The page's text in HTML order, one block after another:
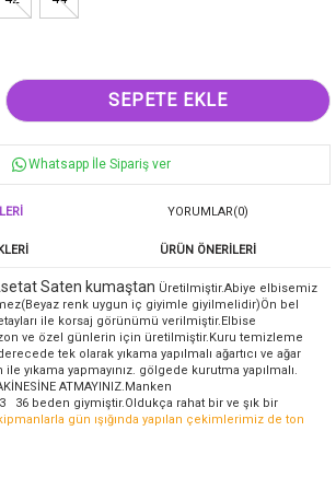
Whatsapp İle Sipariş ver
YORUMLAR(0)
ÜRÜN ÖNERILERI
Saten kumaştan Üretilmiştir.Abiye elbisemiz
renk uygun iç giyimle giyilmelidir)Ön bel
ile korsaj görünümü verilmiştir.Elbise
ve özel günlerin için üretilmiştir.Kuru temizleme
tek olarak yıkama yapılmalı ağartıcı ve ağar
yıkama yapmayınız. gölgede kurutma yapılmalı.
ATMAYINIZ.Manken
36 beden giymiştir.Oldukça rahat bir ve şık bir
gün ışığında yapılan çekimlerimiz de ton